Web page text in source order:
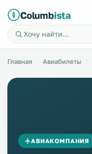
Columbista
Главная Авиабилеты
АВИАКОМПАНИЯ